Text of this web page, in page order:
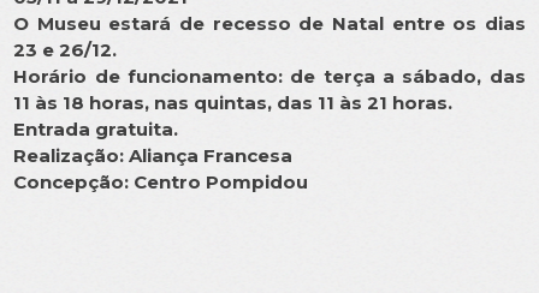
O Museu estará de recesso de Natal entre os dias
23 e 26/12.
Horário de funcionamento: de terça a sábado, das
11 às 18 horas, nas quintas, das 11 às 21 horas.
Entrada gratuita.
Realização: Aliança Francesa
Concepção: Centro Pompidou